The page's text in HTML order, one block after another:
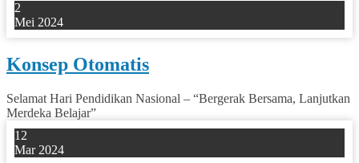
2
Mei 2024
Konsep Otomatis
Selamat Hari Pendidikan Nasional – “Bergerak Bersama, Lanjutkan
Merdeka Belajar”
12
Mar 2024